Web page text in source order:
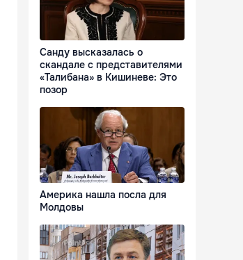
Санду высказалась о
скандале с представителями
«Талибана» в Кишиневе: Это
позор
Америка нашла посла для
Молдовы